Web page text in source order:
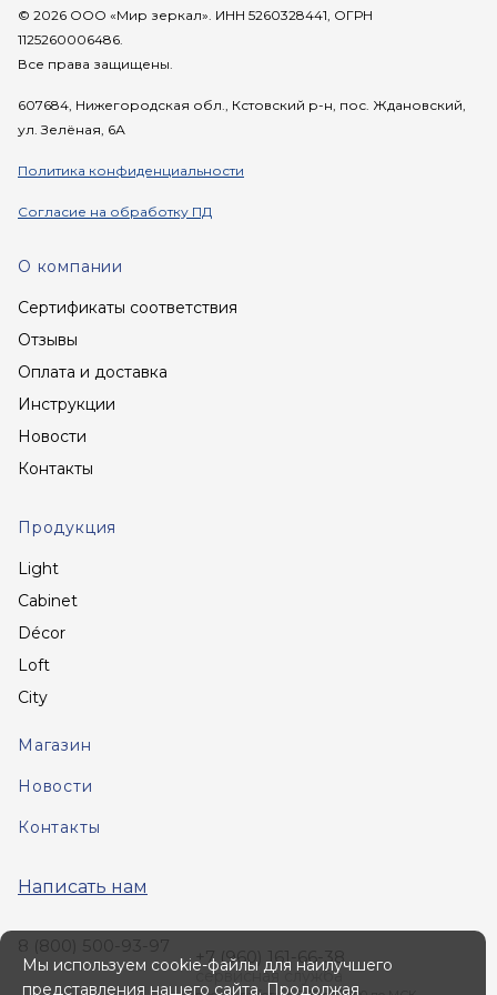
© 2026 ООО «Мир зеркал». ИНН 5260328441, ОГРН
1125260006486.
Все права защищены.
607684, Нижегородская обл., Кстовский р-н, пос. Ждановский,
ул. Зелёная, 6А
Политика конфиденциальности
Согласие на обработку ПД
О компании
Сертификаты соответствия
Отзывы
Оплата и доставка
Инструкции
Новости
Контакты
Продукция
Light
Cabinet
Décor
Loft
City
Магазин
Новости
Контакты
Написать нам
8 (800) 500-93-97
+7 (960) 161-66-38
сервисная служба
Мы используем cookie-файлы для наилучшего
представления нашего сайта. Продолжая